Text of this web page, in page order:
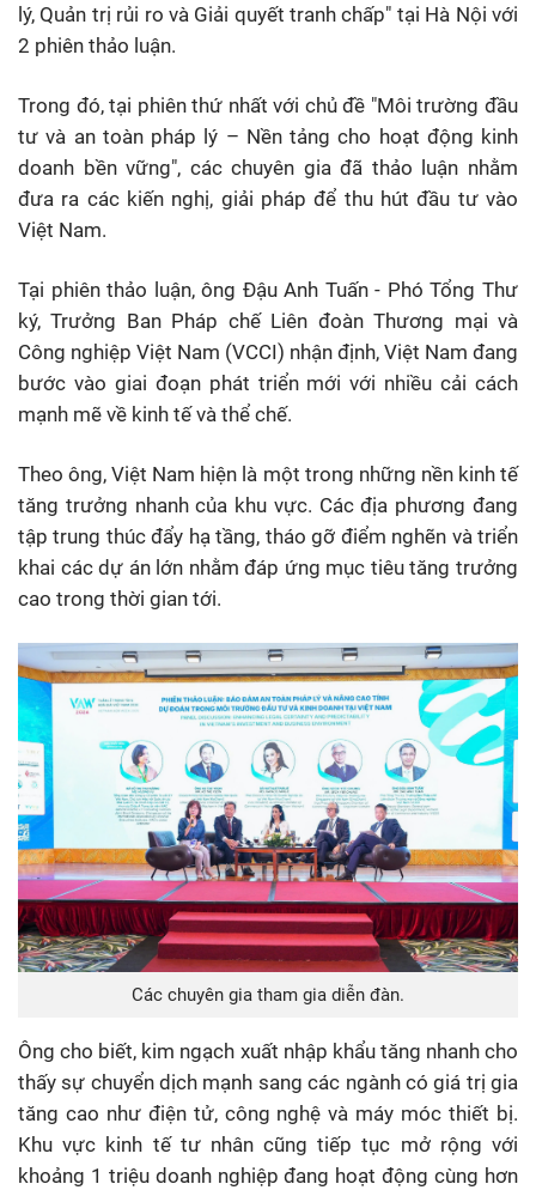
lý, Quản trị rủi ro và Giải quyết tranh chấp" tại Hà Nội với
2 phiên thảo luận.
Trong đó, tại phiên thứ nhất với chủ đề "Môi trường đầu
tư và an toàn pháp lý – Nền tảng cho hoạt động kinh
doanh bền vững", các chuyên gia đã thảo luận nhằm
đưa ra các kiến nghị, giải pháp để thu hút đầu tư vào
Việt Nam.
Tại phiên thảo luận, ông Đậu Anh Tuấn - Phó Tổng Thư
ký, Trưởng Ban Pháp chế Liên đoàn Thương mại và
Công nghiệp Việt Nam (VCCI) nhận định, Việt Nam đang
bước vào giai đoạn phát triển mới với nhiều cải cách
mạnh mẽ về kinh tế và thể chế.
Theo ông, Việt Nam hiện là một trong những nền kinh tế
tăng trưởng nhanh của khu vực. Các địa phương đang
tập trung thúc đẩy hạ tầng, tháo gỡ điểm nghẽn và triển
khai các dự án lớn nhằm đáp ứng mục tiêu tăng trưởng
cao trong thời gian tới.
Các chuyên gia tham gia diễn đàn.
Ông cho biết, kim ngạch xuất nhập khẩu tăng nhanh cho
thấy sự chuyển dịch mạnh sang các ngành có giá trị gia
tăng cao như điện tử, công nghệ và máy móc thiết bị.
Khu vực kinh tế tư nhân cũng tiếp tục mở rộng với
khoảng 1 triệu doanh nghiệp đang hoạt động cùng hơn